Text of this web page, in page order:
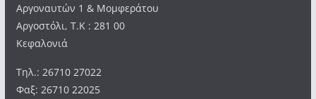
Αργοναυτών 1 & Μομφεράτου
Αργοστόλι, Τ.Κ : 281 00
Κεφαλονιά
Τηλ.: 26710 27022
Φαξ: 26710 22025